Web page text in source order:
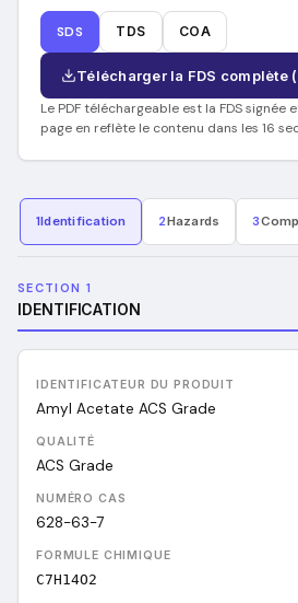
SDS TDS COA
Télécharger la FDS complète
Le PDF téléchargeable est la FDS signée
page en reflète le contenu dans les 16
1Identification 2Hazards 3
SECTION 1
IDENTIFICATION
IDENTIFICATEUR DU PRODUIT
Amyl Acetate ACS Grade
QUALITÉ
ACS Grade
NUMÉRO CAS
628-63-7
FORMULE CHIMIQUE
C7H14O2